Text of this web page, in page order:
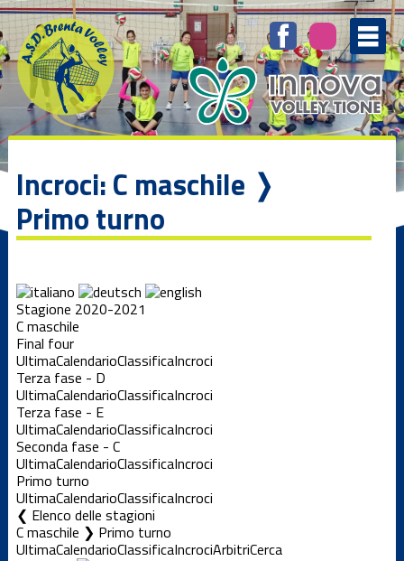
Incroci: C maschile ❭
Primo turno
Stagione 2020-2021
C maschile
Final four
UltimaCalendarioClassificaIncroci
Terza fase - D
UltimaCalendarioClassificaIncroci
Terza fase - E
UltimaCalendarioClassificaIncroci
Seconda fase - C
UltimaCalendarioClassificaIncroci
Primo turno
UltimaCalendarioClassificaIncroci
Elenco delle stagioni
C maschile ❯ Primo turno
UltimaCalendarioClassificaIncrociArbitriCerca